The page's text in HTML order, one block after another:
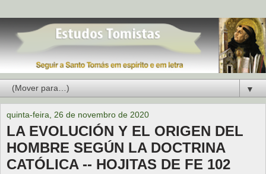
▼
quinta-feira, 26 de novembro de 2020
LA EVOLUCIÓN Y EL ORIGEN DEL
HOMBRE SEGÚN LA DOCTRINA
CATÓLICA -- HOJITAS DE FE 102